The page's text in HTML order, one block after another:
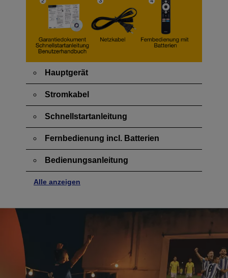
Hauptgerät
Stromkabel
Schnellstartanleitung
Fernbedienung incl. Batterien
Bedienungsanleitung
Alle anzeigen